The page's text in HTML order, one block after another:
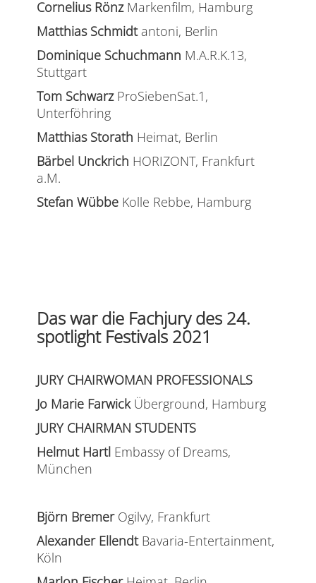
Cornelius RönzMarkenfilm, Hamburg
Matthias Schmidtantoni, Berlin
Dominique Schuchmann M.A.R.K.13,
Stuttgart
Tom SchwarzProSiebenSat.1,
Unterföhring
Matthias Storath Heimat, Berlin
Bärbel Unckrich HORIZONT, Frankfurt
a.M.
Stefan Wübbe Kolle Rebbe, Hamburg
Das war die Fachjury des 24.
spotlight Festivals 2021
JURY CHAIRWOMAN PROFESSIONALS
Jo Marie Farwick Überground, Hamburg
JURY CHAIRMAN STUDENTS
Helmut Hartl Embassy of Dreams,
München
Björn BremerOgilvy, Frankfurt
Alexander EllendtBavaria-Entertainment,
Köln